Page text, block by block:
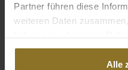
Partner führen diese
weiteren Daten
gesammelt haben.
Alle
Hauptfarbe Kissennähte